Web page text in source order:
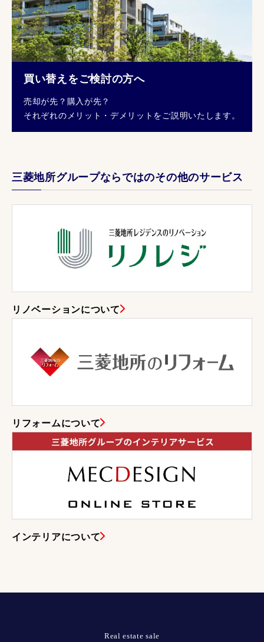
買い替えをご検討の方へ
売却が先？購入が先？
それぞれのメリット・デメリットをご説明いたします。
三菱地所グループならではのその他のサービス
リノベーションについて
リフォームについて
インテリアについて
Real estate sale